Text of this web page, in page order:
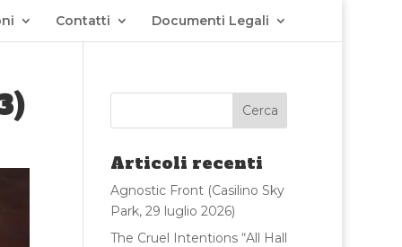
Contatti Documenti Legali
Articoli recenti
Agnostic Front (Casilino Sky
Park, 29 luglio 2026)
The Cruel Intentions “All Hall